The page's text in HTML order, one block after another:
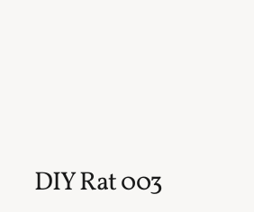
DIY Rat 003